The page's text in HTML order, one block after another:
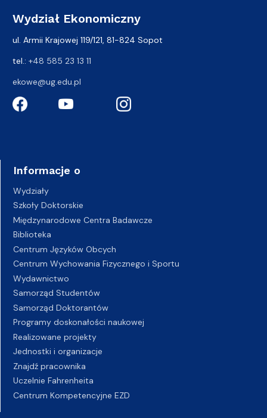
Wydział Ekonomiczny
ul. Armii Krajowej 119/121, 81-824 Sopot
tel.: +48 585 23 13 11
ekowe@ug.edu.pl
Informacje o
Wydziały
Szkoły Doktorskie
Międzynarodowe Centra Badawcze
Biblioteka
Centrum Języków Obcych
Centrum Wychowania Fizycznego i Sportu
Wydawnictwo
Samorząd Studentów
Samorząd Doktorantów
Programy doskonałości naukowej
Realizowane projekty
Jednostki i organizacje
Znajdź pracownika
Uczelnie Fahrenheita
Centrum Kompetencyjne EZD